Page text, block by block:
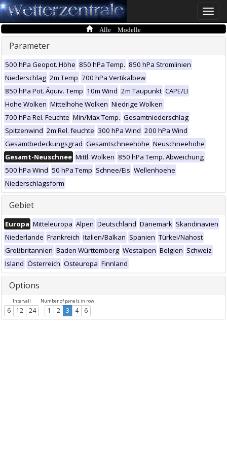
Toggle
Alle Modelle
Parameter
500 hPa Geopot. Höhe 850 hPa Temp. 850 hPa Stromlinien
Niederschlag 2m Temp 700 hPa Vertikalbew
850 hPa Pot. Äquiv. Temp 10m Wind 2m Taupunkt CAPE/LI
Hohe Wolken Mittelhohe Wolken Niedrige Wolken
700 hPa Rel. Feuchte Min/Max Temp. Gesamtniederschlag
Spitzenwind 2m Rel. feuchte 300 hPa Wind 200 hPa Wind
Gesamtbedeckungsgrad Gesamtschneehöhe Neuschneehöhe
Gesamt-Neuschnee Mittl. Wolken 850 hPa Temp. Abweichung
500 hPa Wind 50 hPa Temp Schnee/Eis Wellenhoehe
Niederschlagsform
Gebiet
Europa Mitteleuropa Alpen Deutschland Dänemark Skandinavien
Niederlande Frankreich Italien/Balkan Spanien Türkei/Nahost
Großbritannien Baden Württemberg Westalpen Belgien Schweiz
Island Österreich Osteuropa Finnland
Options
Intervall
6 12 24
Number of panels in row
1 2 3 4 6